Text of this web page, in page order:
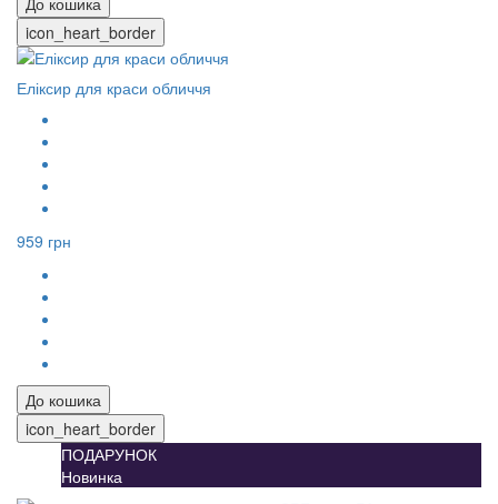
icon_heart_border
Еліксир для краси обличчя
959 грн
До кошика
icon_heart_border
ПОДАРУНОК
Новинка